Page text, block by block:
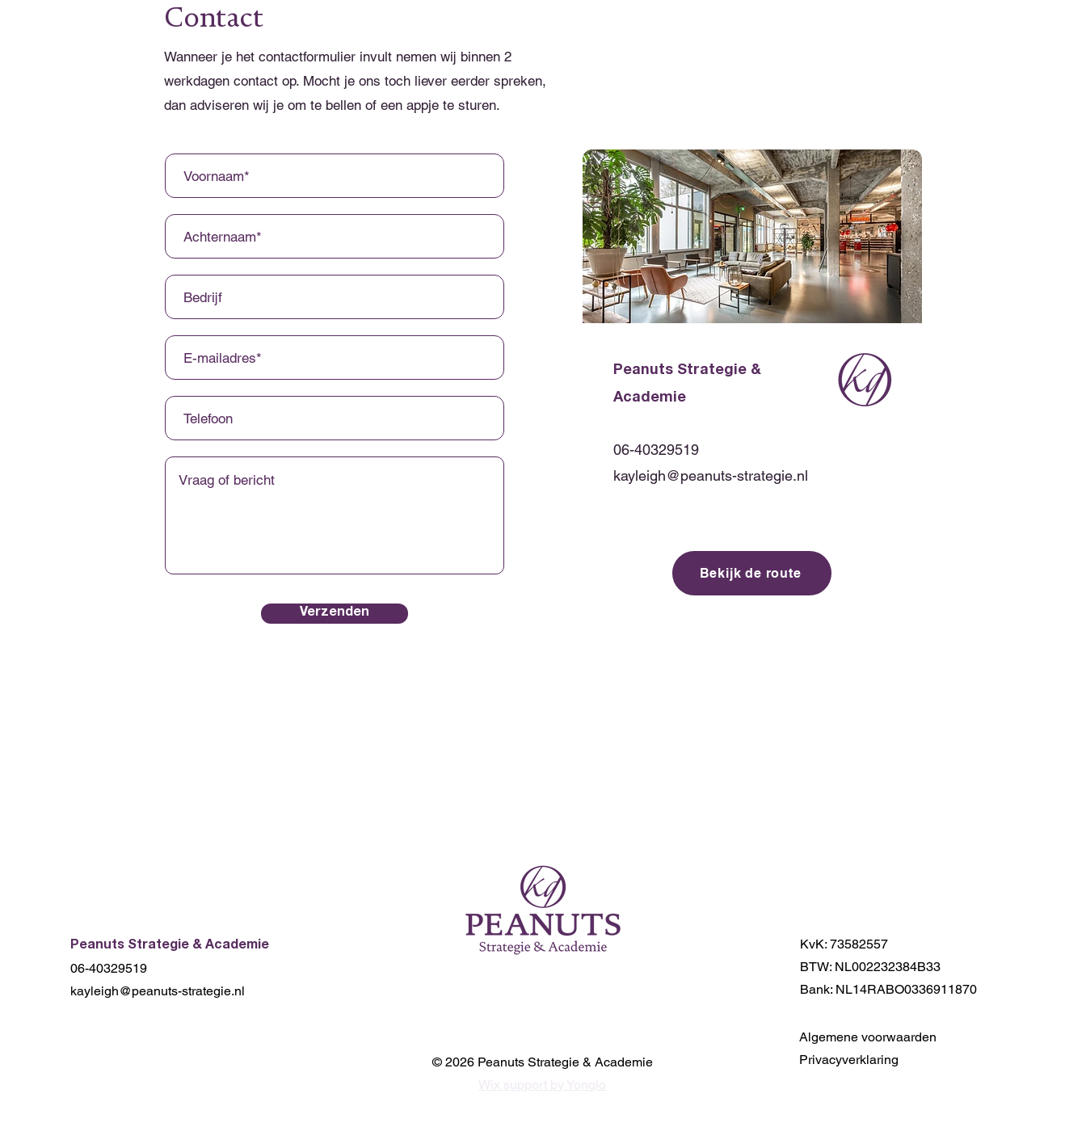
Contact
Wanneer je het contactformulier invult nemen wij binnen 2
werkdagen contact op. Mocht je ons toch liever eerder spreken,
dan adviseren wij je om te bellen of een appje te sturen.
Verzenden
Peanuts Strategie &
Academie
06-40329519
kayleigh@peanuts-strategie.nl
Bekijk de route
Peanuts Strategie & Academie
06-40329519
kayleigh@peanuts-strategie.nl
© 2026 Peanuts Strategie & Academie
KvK: 73582557
BTW: NL002232384B33
Bank: NL14RABO0336911870
Algemene voorwaarden
Privacyverklaring